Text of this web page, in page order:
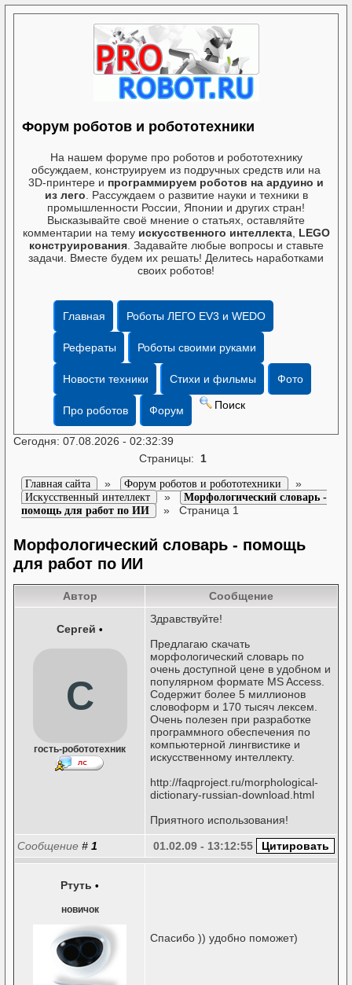
Форум роботов и робототехники
На нашем форуме про роботов и робототехнику
обсуждаем, конструируем из подручных средств или на
3D-принтере и программируем роботов на ардуино и
из лего . Рассуждаем о развитие науки и техники в
промышленности России, Японии и других стран!
Высказывайте своё мнение о статьях, оставляйте
комментарии на тему искусственного интеллекта, LEGO
конструирования. Задавайте любые вопросы и ставьте
задачи. Вместе будем их решать! Делитесь наработками
своих роботов!
Главная Роботы ЛЕГО EV3 и WEDO
Рефераты Роботы своими руками
Новости техники Стихи и фильмы Фото
Про роботов Форум Поиск
Сегодня: 07.08.2026 - 02:32:39
Страницы: 1
Главная сайта » Форум роботов и робототехники »
Искусственный интеллект »
Морфологический словарь -
помощь для работ по ИИ
» Страница 1
Морфологический словарь - помощь
для работ по ИИ
Автор Сообщение
Сергей •
С
гость-робототехник
Здравствуйте!
Предлагаю скачать
морфологический словарь по
очень доступной цене в удобном и
популярном формате MS Access.
Содержит более 5 миллионов
словоформ и 170 тысяч лексем.
Очень полезен при разработке
программного обеспечения по
компьютерной лингвистике и
искусственному интеллекту.
http://faqproject.ru/morphological-
dictionary-russian-download.html
Приятного использования!
Сообщение # 1 01.02.09 - 13:12:55
Ртуть •
новичок
Спасибо )) удобно поможет)